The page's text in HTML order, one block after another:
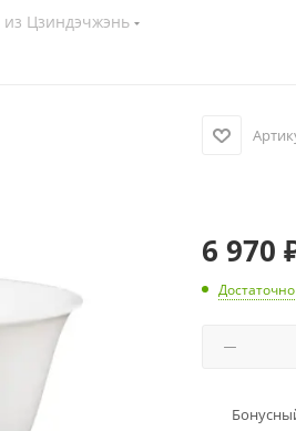
Цзиндэчжэнь
6 970
Достаточно